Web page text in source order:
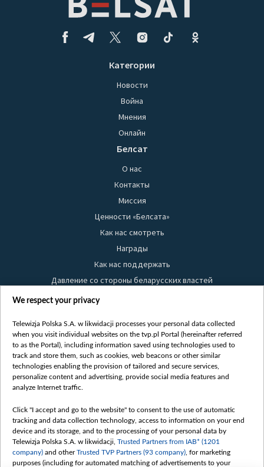
Категории
Новости
Война
Мнения
Онлайн
Белсат
О нас
Контакты
Миссия
Ценности «Белсата»
Как нас смотреть
Награды
Как нас поддержать
Давление со стороны беларусских властей
Правила использования материалов
Безопасность
Youtube
Белсат news
Белсат Life
Belsat English
Biełsat PL
Белсат Now
Белсат Shorts
We respect your privacy
Telewizja Polska S.A. w likwidacji processes your personal data collected
when you visit individual websites on the tvp.pl Portal (hereinafter referred
to as the Portal), including information saved using technologies used to
track and store them, such as cookies, web beacons or other similar
technologies enabling the provision of tailored and secure services,
personalize content and advertising, provide social media features and
analyze Internet traffic.
Click "I accept and go to the website" to consent to the use of automatic
tracking and data collection technology, access to information on your end
device and its storage, and to the processing of your personal data by
Telewizja Polska S.A. w likwidacji, Trusted Partners from IAB* (1201
company) and otherTrusted TVP Partners (93 company) , for marketing
purposes (including for automated matching of advertisements to your